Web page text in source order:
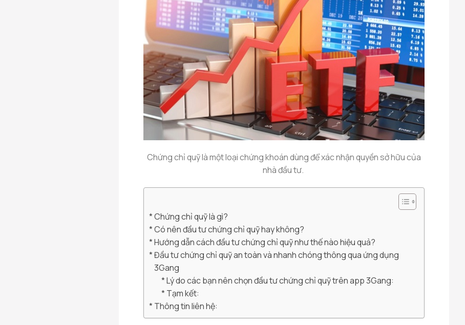
Chứng chỉ quỹ là một loại chứng khoán dùng để xác nhận quyền sở hữu của
nhà đầu tư.
Chứng chỉ quỹ là gì?
Có nên đầu tư chứng chỉ quỹ hay không?
Hướng dẫn cách đầu tư chứng chỉ quỹ như thế nào hiệu quả?
Đầu tư chứng chỉ quỹ an toàn và nhanh chóng thông qua ứng dụng
3Gang
Lý do các bạn nên chọn đầu tư chứng chỉ quỹ trên app 3Gang:
Tạm kết:
Thông tin liên hệ: